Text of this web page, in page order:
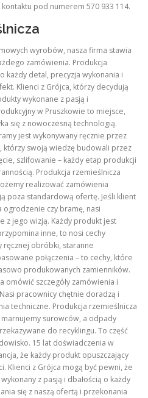
pod numerem 570 933 114.
wyrobów, nasza firma stawia
zamówienia. Produkcja
każdy detal, precyzja wykonania i
Klienci z Grójca, którzy decydują
wykonane z pasją i
w Pruszkowie to miejsce,
się z nowoczesną technologią.
jest wykonywany ręcznie przez
którzy swoją wiedzę budowali przez
szlifowanie – każdy etap produkcji
Produkcja rzemieślnicza
realizować zamówienia
poza standardową ofertę. Jeśli klient
ogrodzenie czy bramę, nasi
z jego wizją. Każdy produkt jest
inne, to nosi cechy
ręcznej obróbki, staranne
połączenia – to cechy, które
produkowanych zamienników.
omówić szczegóły zamówienia i
pracownicy chętnie doradzą i
techniczne. Produkcja rzemieślnicza
marnujemy surowców, a odpady
do recyklingu. To część
15 lat doświadczenia w
że każdy produkt opuszczający
Klienci z Grójca mogą być pewni, że
z pasją i dbałością o każdy
się z naszą ofertą i przekonania